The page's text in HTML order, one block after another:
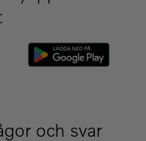
och svar